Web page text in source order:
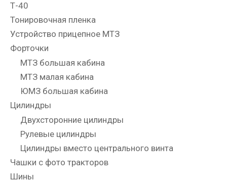
Т-40
Тонировочная пленка
Устройство прицепное МТЗ
Форточки
МТЗ большая кабина
МТЗ малая кабина
ЮМЗ большая кабина
Цилиндры
Двухсторонние цилиндры
Рулевые цилиндры
Цилиндры вместо центрального винта
Чашки с фото тракторов
Шины